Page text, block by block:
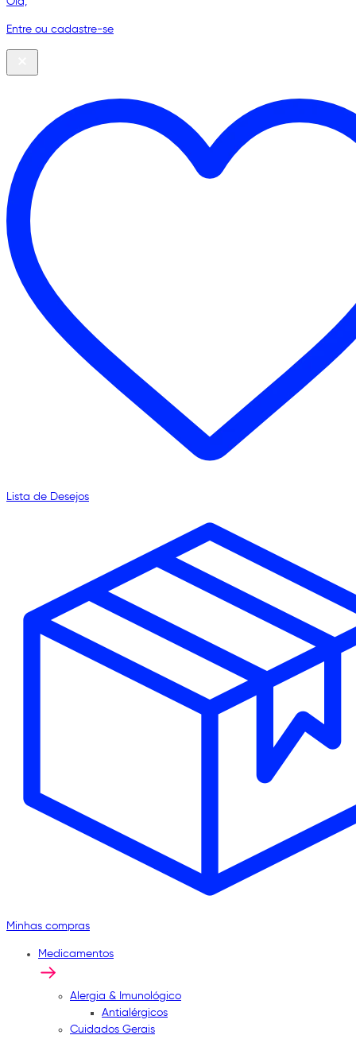
Entre ou cadastre-se
Lista de Desejos
Minhas compras
Medicamentos
Alergia & Imunológico
Antialérgicos
Cuidados Gerais